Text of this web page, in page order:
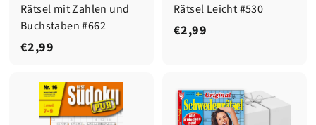
Rätsel mit Zahlen und
Buchstaben #662
€2,99
,
9
Rätsel Leicht #530
€2,99
9
9